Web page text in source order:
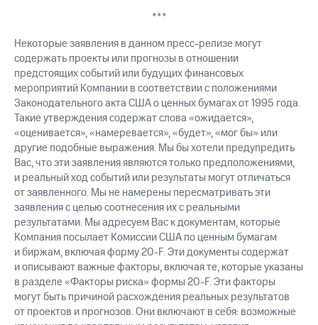
***
Некоторые заявления в данном пресс-релизе могут
содержать проекты или прогнозы в отношении
предстоящих событий или будущих финансовых
мероприятий Компании в соответствии с положениями
Законодательного акта США о ценных бумагах от 1995 года.
Такие утверждения содержат слова «ожидается»,
«оценивается», «намеревается», «будет», «мог бы» или
другие подобные выражения. Мы бы хотели предупредить
Вас, что эти заявления являются только предположениями,
и реальный ход событий или результаты могут отличаться
от заявленного. Мы не намерены пересматривать эти
заявления с целью соотнесения их с реальными
результатами. Мы адресуем Вас к документам, которые
Компания посылает Комиссии США по ценным бумагам
и биржам, включая форму 20-F. Эти документы содержат
и описывают важные факторы, включая те, которые указаны
в разделе «Факторы риска» формы 20-F. Эти факторы
могут быть причиной расхождения реальных результатов
от проектов и прогнозов. Они включают в себя: возможные